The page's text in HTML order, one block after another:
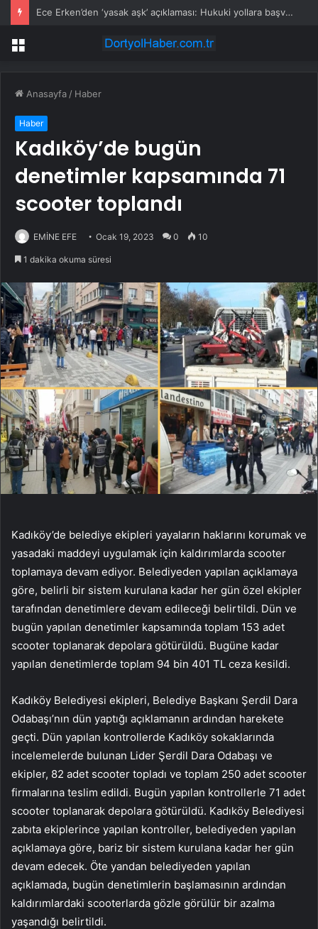
Ece Erken’den ‘yasak aşk’ açıklaması: Hukuki yollara başvuruyor
Menü
Anasayfa / Haber
Haber
Kadıköy’de bugün
denetimler kapsamında 71
scooter toplandı
EMİNE EFE Ocak 19, 2023 0 10
1 dakika okuma süresi
Kadıköy’de belediye ekipleri yayaların haklarını korumak ve
yasadaki maddeyi uygulamak için kaldırımlarda scooter
toplamaya devam ediyor. Belediyeden yapılan açıklamaya
göre, belirli bir sistem kurulana kadar her gün özel ekipler
tarafından denetimlere devam edileceği belirtildi. Dün ve
bugün yapılan denetimler kapsamında toplam 153 adet
scooter toplanarak depolara götürüldü. Bugüne kadar
yapılan denetimlerde toplam 94 bin 401 TL ceza kesildi.
Kadıköy Belediyesi ekipleri, Belediye Başkanı Şerdil Dara
Odabaşı’nın dün yaptığı açıklamanın ardından harekete
geçti. Dün yapılan kontrollerde Kadıköy sokaklarında
incelemelerde bulunan Lider Şerdil Dara Odabaşı ve
ekipler, 82 adet scooter topladı ve toplam 250 adet scooter
firmalarına teslim edildi. Bugün yapılan kontrollerle 71 adet
scooter toplanarak depolara götürüldü. Kadıköy Belediyesi
zabıta ekiplerince yapılan kontroller, belediyeden yapılan
açıklamaya göre, bariz bir sistem kurulana kadar her gün
devam edecek. Öte yandan belediyeden yapılan
açıklamada, bugün denetimlerin başlamasının ardından
kaldırımlardaki scooterlarda gözle görülür bir azalma
yaşandığı belirtildi.